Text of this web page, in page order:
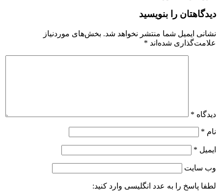
دیدگاهتان را بنویسید
نشانی ایمیل شما منتشر نخواهد شد. بخش‌های موردنیاز
علامت‌گذاری شده‌اند *
دیدگاه *
نام *
ایمیل *
وب‌ سایت
لطفا پاسخ را به عدد انگلیسی وارد کنید: